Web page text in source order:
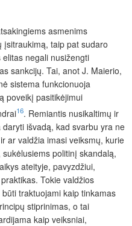
asmenims
įsitraukimą, taip pat sudaro
elitas negali nusižengti
sankcijų. Tai, anot J. Maierio,
sistema funkcionuoja
poveikį pasitikėjimui
16. Remiantis nusikaltimų ir
išvadą, kad svarbu yra ne
ar valdžia imasi veiksmų, kurie
politinį skandalą,
ateityje, pavyzdžiui,
. Tokie valdžios
traktuojami kaip tinkamas
stiprinimas, o tai
kaip veiksniai,